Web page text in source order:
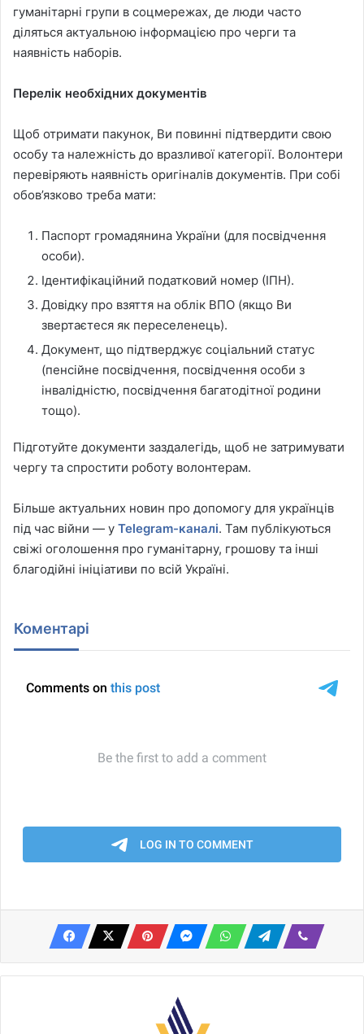
гуманітарні групи в соцмережах, де люди часто
діляться актуальною інформацією про черги та
наявність наборів.
Перелік необхідних документів
Щоб отримати пакунок, Ви повинні підтвердити свою
особу та належність до вразливої категорії. Волонтери
перевіряють наявність оригіналів документів. При собі
обов’язково треба мати:
Паспорт громадянина України (для посвідчення
особи).
Ідентифікаційний податковий номер (ІПН).
Довідку про взяття на облік ВПО (якщо Ви
звертаєтеся як переселенець).
Документ, що підтверджує соціальний статус
(пенсійне посвідчення, посвідчення особи з
інвалідністю, посвідчення багатодітної родини
тощо).
Підготуйте документи заздалегідь, щоб не затримувати
чергу та спростити роботу волонтерам.
Більше актуальних новин про допомогу для українців
під час війни — у Telegram-каналі. Там публікуються
свіжі оголошення про гуманітарну, грошову та інші
благодійні ініціативи по всій Україні.
Коментарі